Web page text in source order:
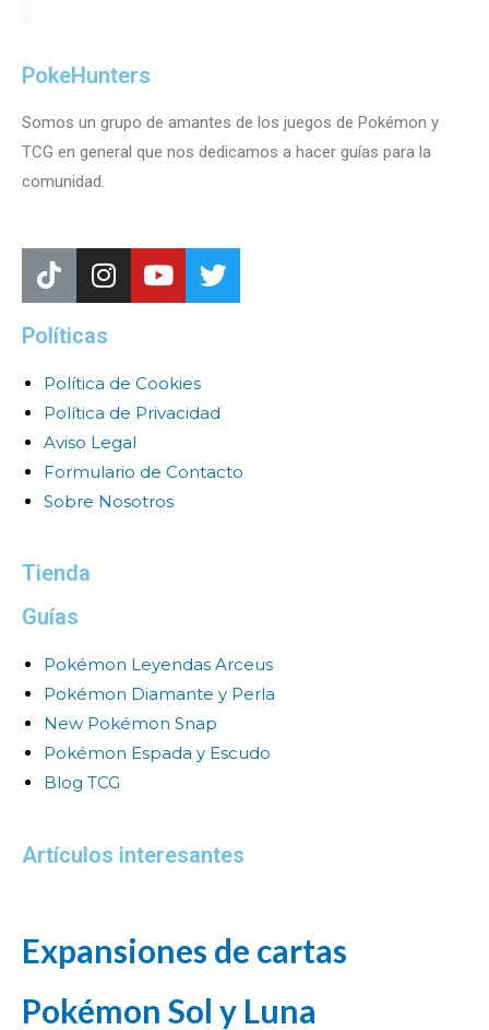
PokeHunters
Somos un grupo de amantes de los juegos de Pokémon y
TCG en general que nos dedicamos a hacer guías para la
comunidad.
Políticas
Política de Cookies
Política de Privacidad
Aviso Legal
Formulario de Contacto
Sobre Nosotros
Tienda
Guías
Pokémon Leyendas Arceus
Pokémon Diamante y Perla
New Pokémon Snap
Pokémon Espada y Escudo
Blog TCG
Artículos interesantes
Expansiones de cartas
Pokémon Sol y Luna